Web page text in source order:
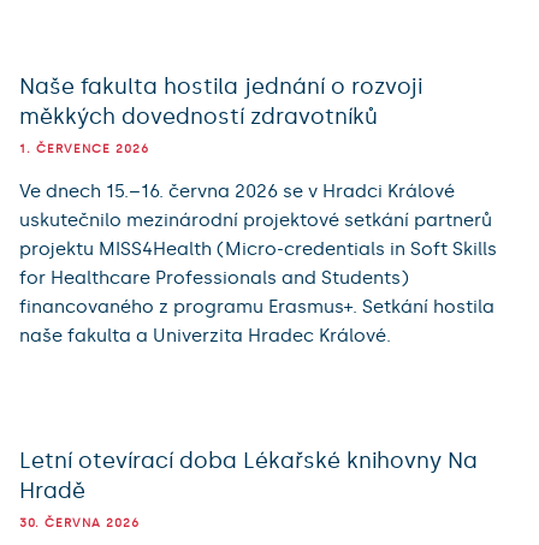
Naše fakulta hostila jednání o rozvoji
měkkých dovedností zdravotníků
1. ČERVENCE 2026
Ve dnech 15.–16. června 2026 se v Hradci Králové
uskutečnilo mezinárodní projektové setkání partnerů
projektu MISS4Health (Micro-credentials in Soft Skills
for Healthcare Professionals and Students)
financovaného z programu Erasmus+. Setkání hostila
naše fakulta a Univerzita Hradec Králové.
Letní otevírací doba Lékařské knihovny Na
Hradě
30. ČERVNA 2026